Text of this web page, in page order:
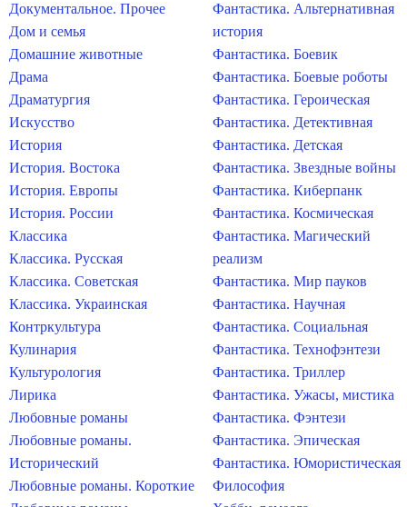
Документальное. Прочее
Дом и семья
Домашние животные
Драма
Драматургия
Искусство
История
История. Востока
История. Европы
История. России
Классика
Классика. Русская
Классика. Советская
Классика. Украинская
Контркультура
Кулинария
Культурология
Лирика
Любовные романы
Любовные романы.
Исторический
Любовные романы. Короткие
Фантастика. Альтернативная
история
Фантастика. Боевик
Фантастика. Боевые роботы
Фантастика. Героическая
Фантастика. Детективная
Фантастика. Детская
Фантастика. Звездные войны
Фантастика. Киберпанк
Фантастика. Космическая
Фантастика. Магический
реализм
Фантастика. Мир пауков
Фантастика. Научная
Фантастика. Социальная
Фантастика. Технофэнтези
Фантастика. Триллер
Фантастика. Ужасы, мистика
Фантастика. Фэнтези
Фантастика. Эпическая
Фантастика. Юмористическая
Философия